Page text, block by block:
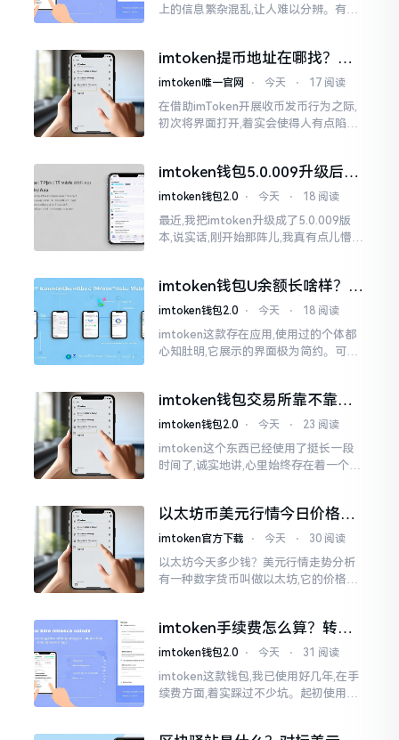
上的信息繁杂混乱,让人难以分辨。有的
imtoken提币地址在哪找？手
把手教你快速查看
imtoken唯一官网 ⋅ 今天 ⋅ 17 阅读
在借助imToken开展收币发币行为之际,
初次将界面打开,着实会使得人有点陷入
imtoken钱包5.0.009升级后咋
用？老用户实测分享
imtoken钱包2.0 ⋅ 今天 ⋅ 18 阅读
最近,我把imtoken升级成了5.0.009版
本,说实话,刚开始那阵儿,我真有点儿懵,
imtoken钱包U余额长啥样？截
图这样看
imtoken钱包2.0 ⋅ 今天 ⋅ 18 阅读
imtoken这款存在应用,使用过的个体都
心知肚明,它展示的界面极为简约。可是,
imtoken钱包交易所靠不靠
谱？老玩家说说心里话
imtoken钱包2.0 ⋅ 今天 ⋅ 23 阅读
imtoken这个东西已经使用了挺长一段
时间了,诚实地讲,心里始终存在着一个疙
这个事情
以太坊币美元行情今日价格走
势分析，散户如何避免追涨杀
imtoken官方下载 ⋅ 今天 ⋅ 30 阅读
以太坊今天多少钱？美元行情走势分析
有一种数字货币叫做以太坊,它的价格走
率出现的一点点波动
imtoken手续费怎么算？转账
和交易所差别大了
imtoken钱包2.0 ⋅ 今天 ⋅ 31 阅读
imtoken这款钱包,我已使用好几年,在手
续费方面,着实踩过不少坑。起初使用时,